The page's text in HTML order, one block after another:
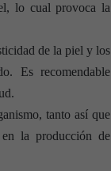
lo cual provoca la
de la piel y los
Es recomendable
tanto así que
la producción de